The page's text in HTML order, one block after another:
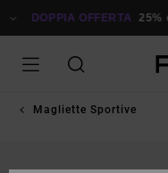
ALLEDOPPIA OFFERTA 25% di
Magliette Sportive